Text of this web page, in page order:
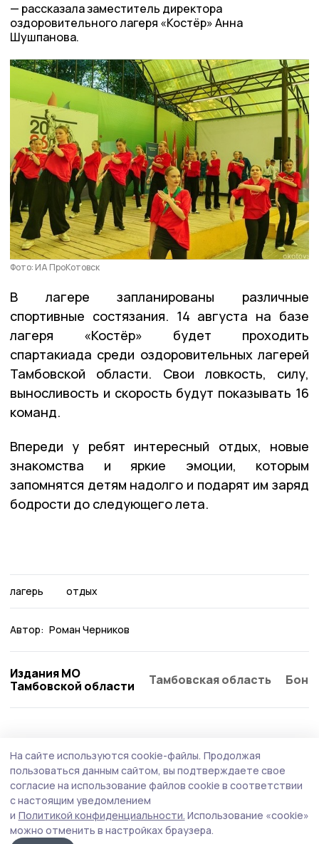
рассказала заместитель директора
оздоровительного лагеря «Костёр» Анна
Шушпанова.
Фото: ИА ПроКотовск
В лагере запланированы различные
спортивные состязания. 14 августа на базе
лагеря «Костёр» будет проходить
спартакиада среди оздоровительных лагерей
Тамбовской области. Свои ловкость, силу,
выносливость и скорость будут показывать 16
команд.
Впереди у ребят интересный отдых, новые
знакомства и яркие эмоции, которым
запомнятся детям надолго и подарят им заряд
бодрости до следующего лета.
лагерь отдых
Автор: Роман Черников
Издания МО
Тамбовской области
Тамбовская область
Гости из других регионов выбирают
экскурсии в Котовск
Этим летом туристы чаще всего семьями приезжают
знакомиться с достопримечательностями города.
На сайте используются cookie-файлы. Продолжая
пользоваться данным сайтом, вы подтверждаете свое
согласие на использование файлов cookie в соответствии
с настоящим уведомлением
и Политикой конфиденциальности. Использование «cookie»
можно отменить в настройках браузера.